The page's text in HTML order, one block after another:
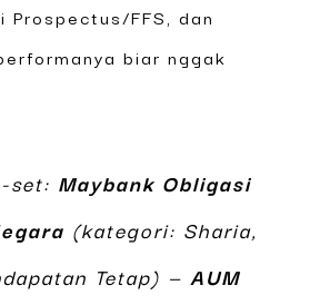
FFS, dan
biar nggak
set: Maybank Obligasi
(kategori: Sharia,
Tetap) — AUM